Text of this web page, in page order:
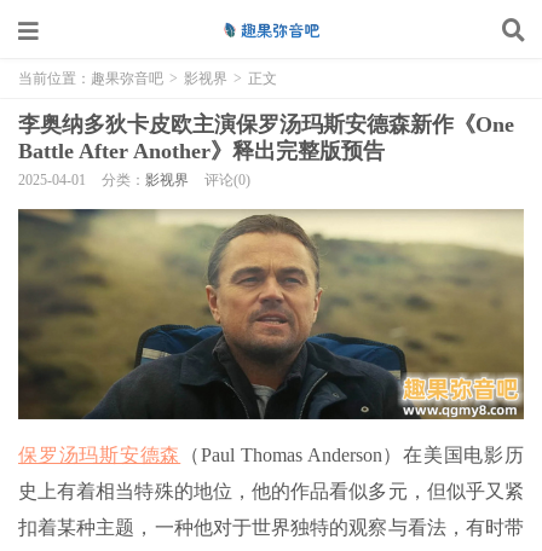
当前位置： 趣果弥音吧 > 影视界 > 正文
李奥纳多狄卡皮欧主演保罗汤玛斯安德森新作《One
Battle After Another》释出完整版预告
2025-04-01 分类： 影视界 评论(0)
保罗汤玛斯安德森
（Paul Thomas Anderson）在美国电影历
史上有着相当特殊的地位，他的作品看似多元，但似乎又紧
扣着某种主题，一种他对于世界独特的观察与看法，有时带